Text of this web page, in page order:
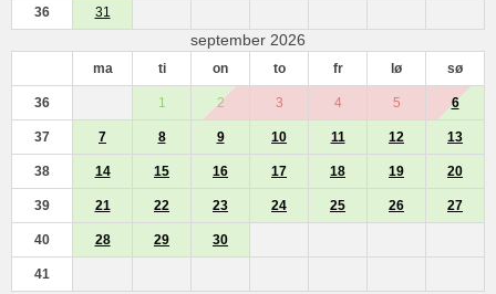
36 31
september 2026
ma ti on to fr lø sø
36 1 2 3 4 5 6
37 7 8 9 10 11 12 13
38 14 15 16 17 18 19 20
39 21 22 23 24 25 26 27
40 28 29 30
41